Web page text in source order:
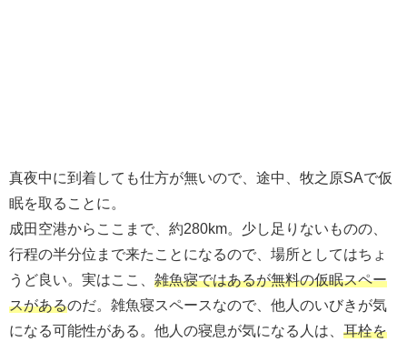
真夜中に到着しても仕方が無いので、途中、牧之原SAで仮
眠を取ることに。
成田空港からここまで、約280km。少し足りないものの、
行程の半分位まで来たことになるので、場所としてはちょ
うど良い。実はここ、 雑魚寝ではあるが無料の仮眠スペー
スがあるのだ。雑魚寝スペースなので、他人のいびきが気
になる可能性がある。他人の寝息が気になる人は、 耳栓を